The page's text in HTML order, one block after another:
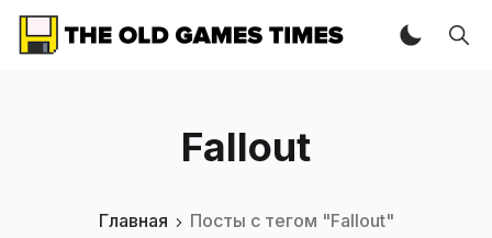
Fallout
Главная Посты с тегом "Fallout"